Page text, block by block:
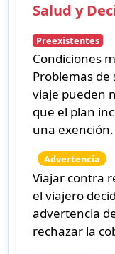
Salud y
Preexistentes
Condiciones
Problemas de
viaje pueden
que el plan
una exención.
Advertencia
Viajar contra
el viajero
advertencia
rechazar la